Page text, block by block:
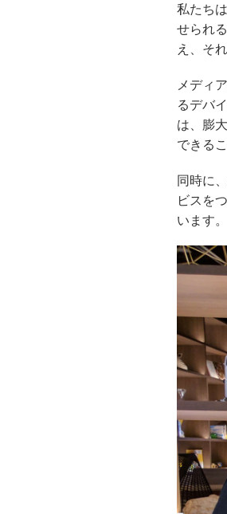
私たち
せられ
え、そ
メディ
るデバ
は、膨
できる
同時に
ビスを
います。